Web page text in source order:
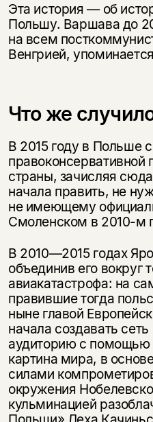
Эта история — об
Польшу. Варшава до
на всем
Венгрией,
Что же
В 2015 году в Польше
страны, зачисляя
начала править, не
не имеющему
Смоленском в 2010-м
В 2010—2015 годах
объединив его вокруг
авиакатастрофа: на
правившие тогда
ныне главой
начала создавать
аудиторию с помощью
картина мира, в
силами
окружения
кульминацией